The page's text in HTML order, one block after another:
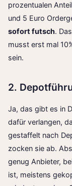
prozentualen
und 5 Euro
sofort futsch.
musst erst mal
sein.
2.
Ja, das gibt es in
dafür verlangen,
gestaffelt nach
zocken sie ab.
genug Anbieter,
ist, meistens